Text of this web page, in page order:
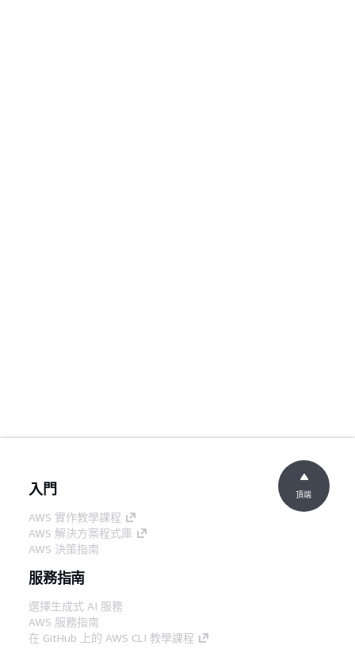
入門
AWS 實作教學課程
AWS 解決方案程式庫
AWS 決策指南
服務指南
選擇生成式 AI 服務
AWS 服務指南
在 GitHub 上的 AWS CLI 教學課程
頂端